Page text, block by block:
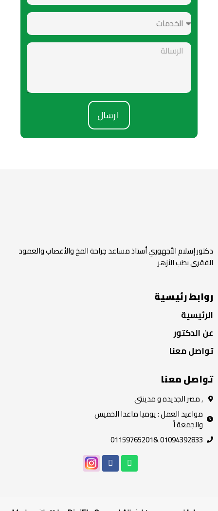
ارسال
دكتور إسلام الأجهوري أستاذ مساعد جراحة المخ والأعصاب والعمود
الفقري بطب الأزهر
روابط رئيسية
الرئيسية
عن الدكتور
تواصل معنا
تواصل معنا
, مصر الجديده و مدينتى
مواعيد العمل : يوميا ماعدا الخميس
والجمعة اً
01094392833 &01159765201